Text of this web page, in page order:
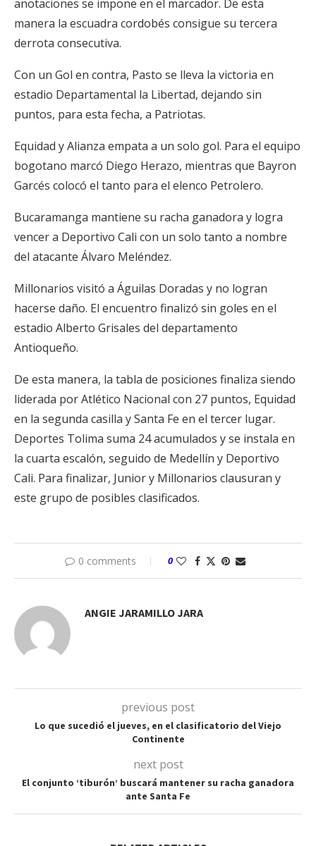
anotaciones se impone en el marcador. De esta
manera la escuadra cordobés consigue su tercera
derrota consecutiva.
Con un Gol en contra, Pasto se lleva la victoria en
estadio Departamental la Libertad, dejando sin
puntos, para esta fecha, a Patriotas.
Equidad y Alianza empata a un solo gol. Para el equipo
bogotano marcó Diego Herazo, mientras que Bayron
Garcés colocó el tanto para el elenco Petrolero.
Bucaramanga mantiene su racha ganadora y logra
vencer a Deportivo Cali con un solo tanto a nombre
del atacante Álvaro Meléndez.
Millonarios visitó a Águilas Doradas y no logran
hacerse daño. El encuentro finalizó sin goles en el
estadio Alberto Grisales del departamento
Antioqueño.
De esta manera, la tabla de posiciones finaliza siendo
liderada por Atlético Nacional con 27 puntos, Equidad
en la segunda casilla y Santa Fe en el tercer lugar.
Deportes Tolima suma 24 acumulados y se instala en
la cuarta escalón, seguido de Medellín y Deportivo
Cali. Para finalizar, Junior y Millonarios clausuran y
este grupo de posibles clasificados.
0 comments 0
ANGIE JARAMILLO JARA
previous post
Lo que sucedió el jueves, en el clasificatorio del Viejo
Continente
next post
El conjunto ‘tiburón’ buscará mantener su racha ganadora
ante Santa Fe